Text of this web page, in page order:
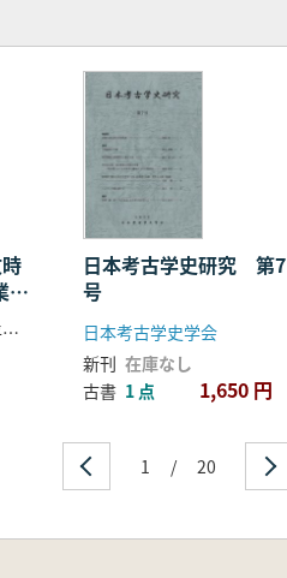
研
山本典幸 考古学の地平グループ 編
日本考古学史研究 第7
号
日本考古学史学会
新刊 在庫なし
古書 1 点 1,650 円
1 / 20